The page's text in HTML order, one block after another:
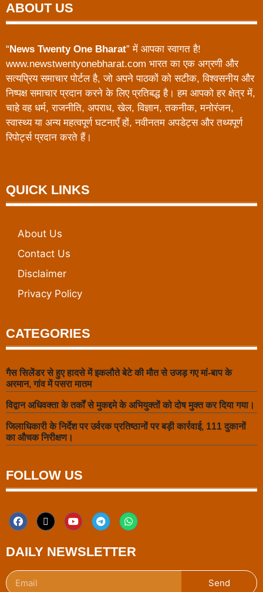
ABOUT US
“News Twenty One Bharat” में आपका स्वागत है!
www.newstwentyonebharat.com भारत का एक अग्रणी और
सत्यप्रिय समाचार पोर्टल है, जो अपने पाठकों को सटीक, विश्वसनीय और
निष्पक्ष समाचार प्रदान करने के लिए प्रतिबद्ध है। हम आपको हर क्षेत्र में,
चाहे वह धर्म, राजनीति, अपराध, खेल, विज्ञान, तकनीक, मनोरंजन,
स्वास्थ्य या अन्य महत्वपूर्ण घटनाएँ हों, नवीनतम अपडेट्स और तथ्यपूर्ण
रिपोर्ट्स प्रदान करते हैं।
QUICK LINKS
About Us
Contact Us
Disclaimer
Privacy Policy
CATEGORIES
गैस सिलेंडर से हुए हादसे में इकलौते बेटे की मौत से उजड़ गए मां-बाप के
अरमान, गांव में पसरा मातम
विद्वान अधिवक्ता के तर्कों से मुकद्दमे के अभियुक्तों को दोष मुक्त कर दिया गया।
जिलाधिकारी के निर्देश पर उर्वरक प्रतिष्ठानों पर बड़ी कार्रवाई, 111 दुकानों
का औचक निरीक्षण।
FOLLOW US
DAILY NEWSLETTER
Send